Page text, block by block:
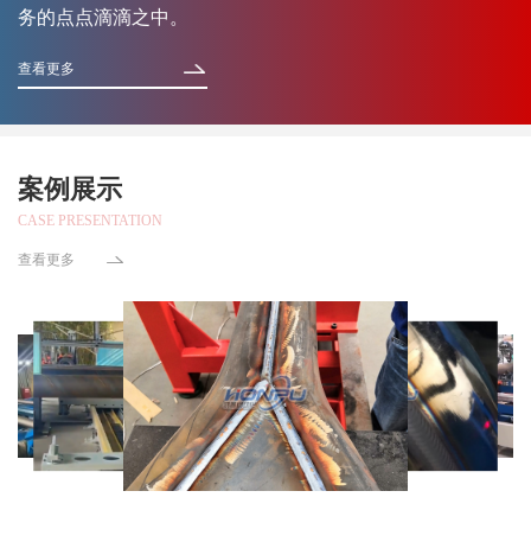
务的点点滴滴之中。
查看更多
案例展示
CASE PRESENTATION
查看更多